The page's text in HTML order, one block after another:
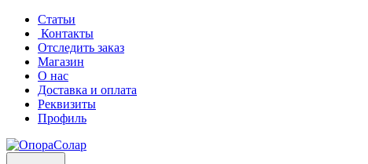
Перейти
навигации
Перейти
содержанию
Статьи
Контакты
Отследить заказ
Магазин
О нас
Доставка и оплата
Реквизиты
Профиль